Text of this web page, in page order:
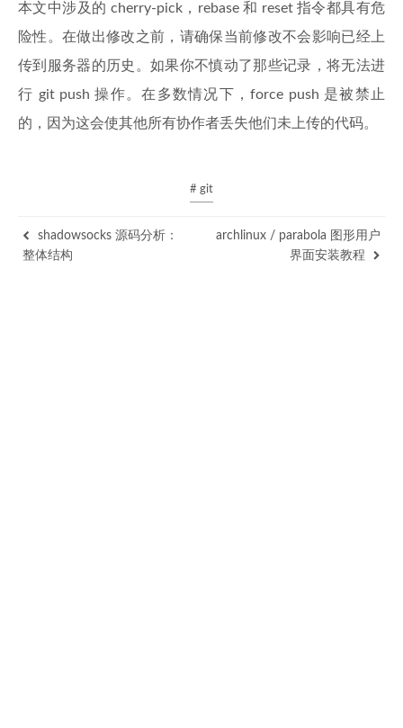
本文中涉及的 cherry-pick，rebase 和 reset 指令都具有危
险性。在做出修改之前，请确保当前修改不会影响已经上
传到服务器的历史。如果你不慎动了那些记录，将无法进
行 git push 操作。在多数情况下，force push 是被禁止
的，因为这会使其他所有协作者丢失他们未上传的代码。
# git
shadowsocks 源码分析：
整体结构
archlinux / parabola 图形用户
界面安装教程